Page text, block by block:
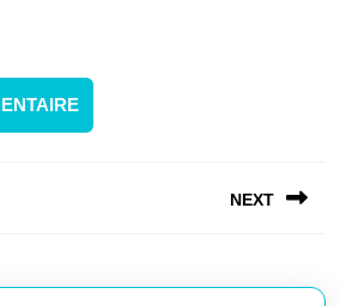
NEXT
suivant